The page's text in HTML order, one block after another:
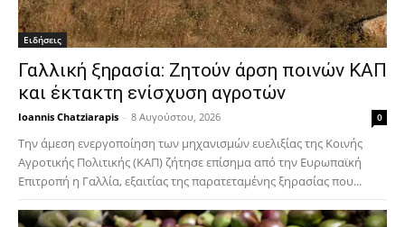
Ειδήσεις
Γαλλική ξηρασία: Ζητούν άρση ποινών ΚΑΠ
και έκτακτη ενίσχυση αγροτών
Ioannis Chatziarapis - 8 Αυγούστου, 2026 0
Την άμεση ενεργοποίηση των μηχανισμών ευελιξίας της Κοινής
Αγροτικής Πολιτικής (ΚΑΠ) ζήτησε επίσημα από την Ευρωπαϊκή
Επιτροπή η Γαλλία, εξαιτίας της παρατεταμένης ξηρασίας που...